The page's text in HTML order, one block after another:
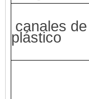
canales de
plástico